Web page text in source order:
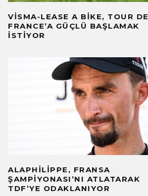
VISMA-LEASE A BIKE, TOUR DE
FRANCE’A GÜÇLÜ BAŞLAMAK
İSTIYOR
ALAPHILIPPE, FRANSA
ŞAMPIYONASI’NI ATLATARAK
TDF’YE ODAKLANIYOR